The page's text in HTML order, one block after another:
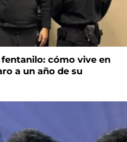
cómo vive en
a un año de su